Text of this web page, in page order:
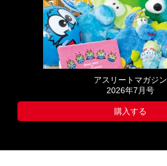
アスリートマガジン
2026年7月号
購入する